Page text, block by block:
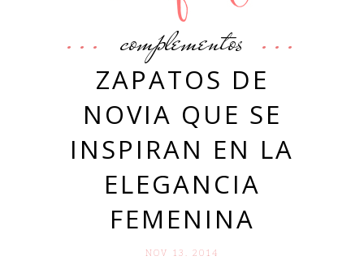
complementos
ZAPATOS DE
NOVIA QUE SE
INSPIRAN EN LA
ELEGANCIA
FEMENINA
NOV 13. 2014